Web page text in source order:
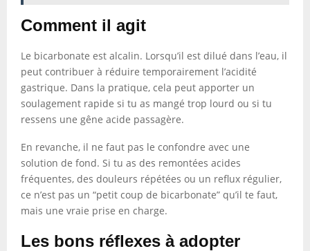
Comment il agit
Le bicarbonate est alcalin. Lorsqu’il est dilué dans l’eau, il
peut contribuer à réduire temporairement l’acidité
gastrique. Dans la pratique, cela peut apporter un
soulagement rapide si tu as mangé trop lourd ou si tu
ressens une gêne acide passagère.
En revanche, il ne faut pas le confondre avec une
solution de fond. Si tu as des remontées acides
fréquentes, des douleurs répétées ou un reflux régulier,
ce n’est pas un “petit coup de bicarbonate” qu’il te faut,
mais une vraie prise en charge.
Les bons réflexes à adopter